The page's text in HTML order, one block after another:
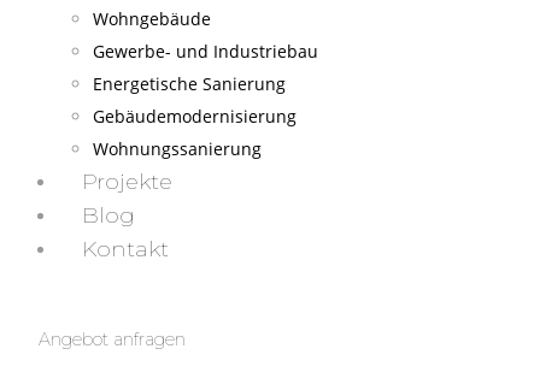
Wohngebäude
Gewerbe- und Industriebau
Energetische Sanierung
Gebäudemodernisierung
Wohnungssanierung
Projekte
Blog
Kontakt
Angebot anfragen